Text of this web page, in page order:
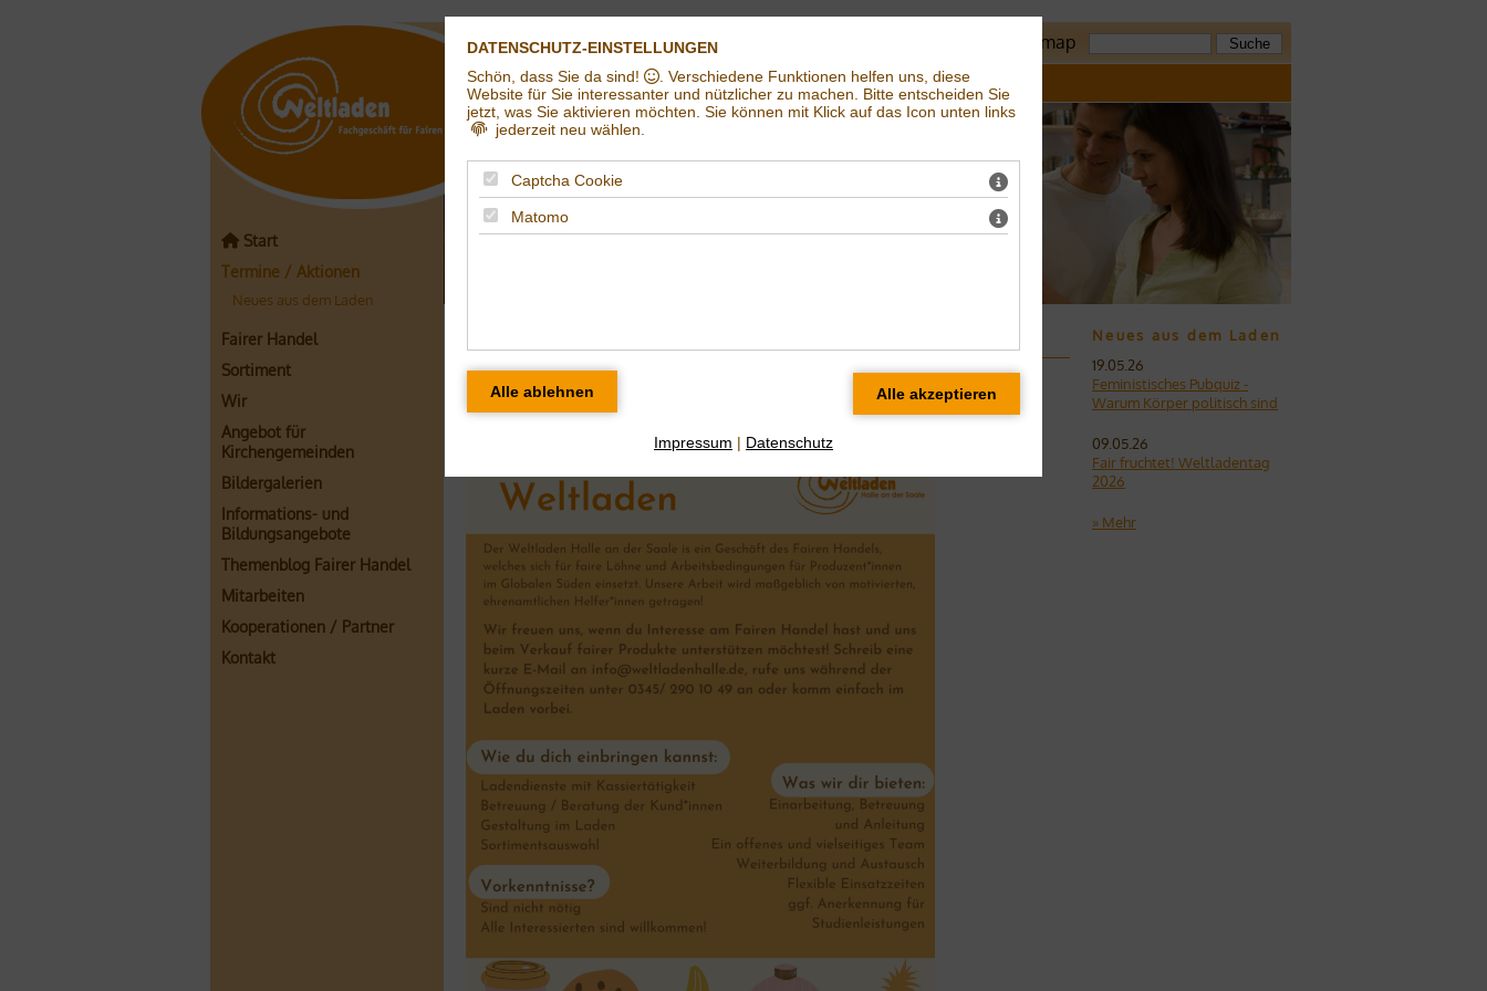
Sitemap
Start
Termine / Aktionen
Neues aus dem Laden
Fairer Handel
Sortiment
Wir
Angebot für
Kirchengemeinden
Bildergalerien
Informations- und
Bildungsangebote
Themenblog Fairer Handel
Mitarbeiten
Kooperationen / Partner
Kontakt
Weltladen in Halle (Saale) | Eine Welt e.V. Halle
Ehrenamtlich engagieren im Weltladen Halle
Neues aus dem Laden
19.05.26
Feministisches Pubquiz -
Warum Körper politisch sind
09.05.26
Fair fruchtet! Weltladentag
2026
» Mehr
DATENSCHUTZ-EINSTELLUNGEN
Schön, dass Sie da sind!
. Verschiedene Funktionen helfen uns, diese
Website für Sie interessanter und nützlicher zu machen.
Bitte entscheiden Sie
jetzt, was Sie aktivieren möchten. Sie können mit Klick auf das Icon unten links
jederzeit neu wählen.
Captcha Cookie
Matomo
Impressum | Datenschutz